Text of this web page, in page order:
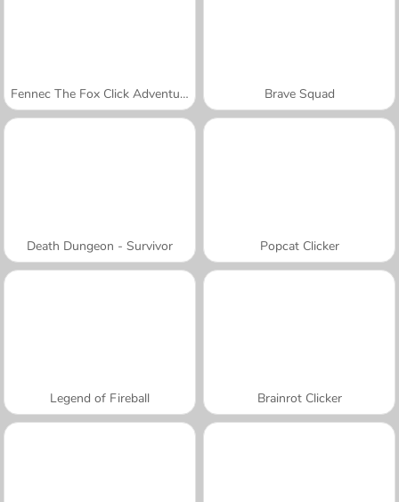
Fennec The Fox Click Adventure Brave Squad
Death Dungeon - Survivor Popcat Clicker
Legend of Fireball Brainrot Clicker